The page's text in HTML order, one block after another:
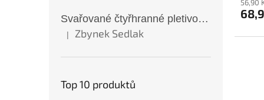
Svařované čtyřhranné pletivo ZN oko 6x6 mm Ø 0,65 mm 100 cm
Hodnocení produktu je 5 z 5 hvězdiček.
| Zbynek Sedlak
Top 10 produktů
56,90